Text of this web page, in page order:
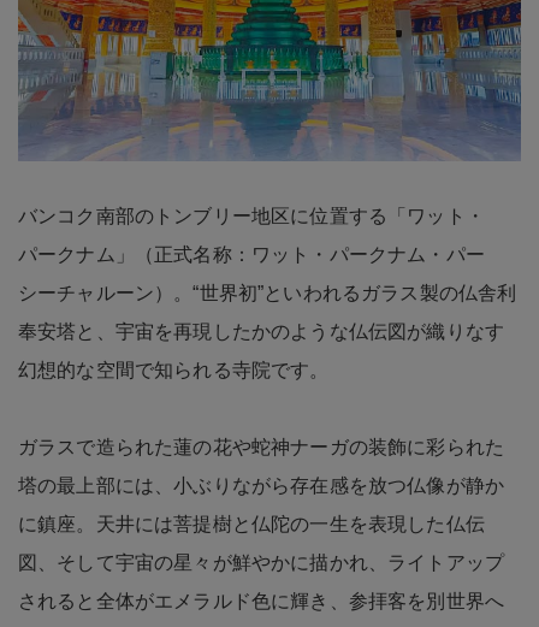
バンコク南部のトンブリー地区に位置する「ワット・
パークナム」（正式名称：ワット・パークナム・パー
シーチャルーン）。“世界初”といわれるガラス製の仏舎利
奉安塔と、宇宙を再現したかのような仏伝図が織りなす
幻想的な空間で知られる寺院です。
ガラスで造られた蓮の花や蛇神ナーガの装飾に彩られた
塔の最上部には、小ぶりながら存在感を放つ仏像が静か
に鎮座。天井には菩提樹と仏陀の一生を表現した仏伝
図、そして宇宙の星々が鮮やかに描かれ、ライトアップ
されると全体がエメラルド色に輝き、参拝客を別世界へ